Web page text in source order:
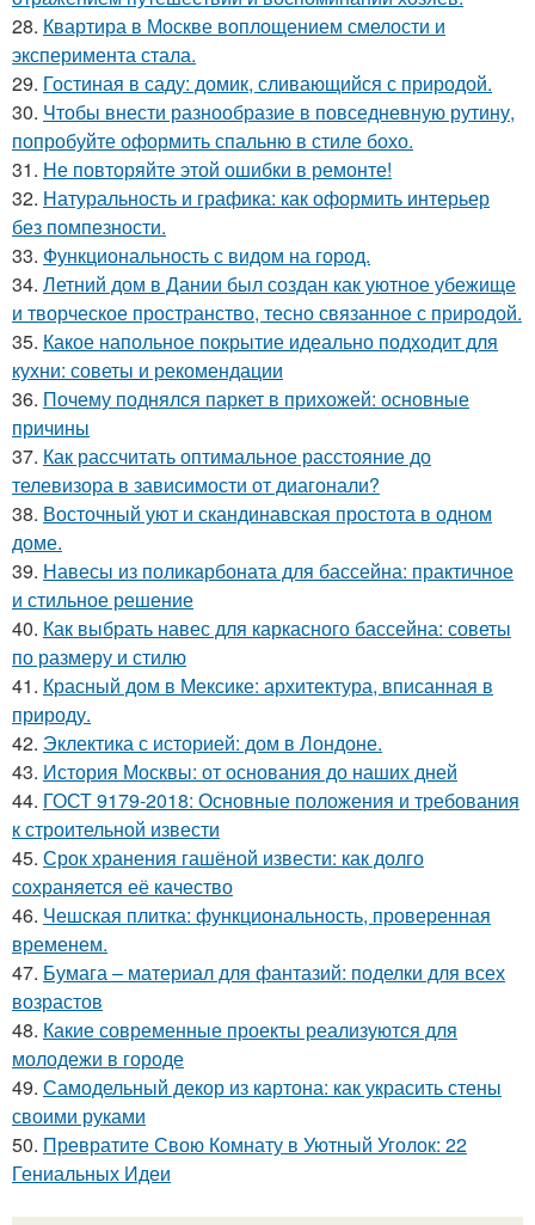
28. Квартира в Москве воплощением смелости и
эксперимента стала.
29. Гостиная в саду: домик, сливающийся с природой.
30. Чтобы внести разнообразие в повседневную рутину,
попробуйте оформить спальню в стиле бохо.
31. Не повторяйте этой ошибки в ремонте!
32. Натуральность и графика: как оформить интерьер
без помпезности.
33. Функциональность с видом на город.
34. Летний дом в Дании был создан как уютное убежище
и творческое пространство, тесно связанное с природой.
35. Какое напольное покрытие идеально подходит для
кухни: советы и рекомендации
36. Почему поднялся паркет в прихожей: основные
причины
37. Как рассчитать оптимальное расстояние до
телевизора в зависимости от диагонали?
38. Восточный уют и скандинавская простота в одном
доме.
39. Навесы из поликарбоната для бассейна: практичное
и стильное решение
40. Как выбрать навес для каркасного бассейна: советы
по размеру и стилю
41. Красный дом в Мексике: архитектура, вписанная в
природу.
42. Эклектика с историей: дом в Лондоне.
43. История Москвы: от основания до наших дней
44. ГОСТ 9179-2018: Основные положения и требования
к строительной извести
45. Срок хранения гашёной извести: как долго
сохраняется её качество
46. Чешская плитка: функциональность, проверенная
временем.
47. Бумага – материал для фантазий: поделки для всех
возрастов
48. Какие современные проекты реализуются для
молодежи в городе
49. Самодельный декор из картона: как украсить стены
своими руками
50. Превратите Свою Комнату в Уютный Уголок: 22
Гениальных Идеи